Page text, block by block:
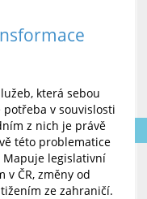
která sebou
v souvislosti
z nich je právě
této problematice
Mapuje legislativní
ČR, změny od
ze zahraničí.